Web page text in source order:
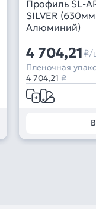
Профиль SL-
SILVER
Алюминий)
4 704,21₽/
Пленочная
4 704,21 ₽